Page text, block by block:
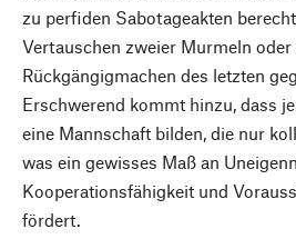
zu perfiden Sabotageakten
Vertauschen zweier Murmeln oder
Rückgängigmachen des letzten
Erschwerend kommt hinzu, dass
eine Mannschaft bilden, die nur
was ein gewisses Maß an
Kooperationsfähigkeit und
fördert.